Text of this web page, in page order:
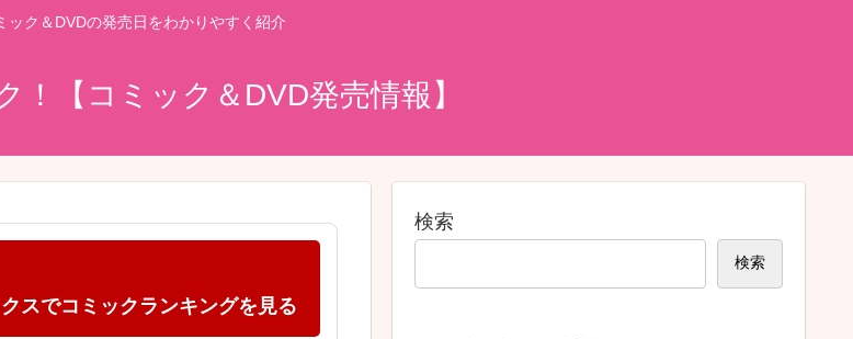
ック＆DVDの発売日をわかりやすく紹介
！【コミック＆DVD発売情報】
スでコミックランキングを見る
検索
検索